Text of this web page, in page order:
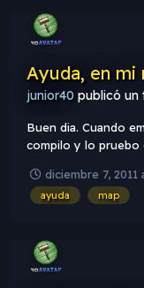
Ayuda, en mi
junior40 publicó un
Buen dia. Cuando
compilo y lo pruebo
Resgen que me
todas las texturas
diciembre 7, 2011
ayuda map